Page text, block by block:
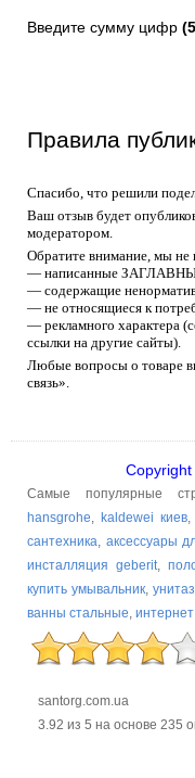
Введите сумму цифр
Правила
Спасибо, что решили
Ваш отзыв будет
модератором.
Обратите внимание, мы не
— написанные
— содержащие
— не относящиеся к
— рекламного характера
ссылки на другие сайты).
Любые вопросы о товаре
связь».
Самые популярные
hansgrohe, kaldewei киев
сантехника, аксессуары
инсталляция geberit,
купить умывальник,
ванны стальные,
santorg.com.ua
3.92 из 5 на основе 235